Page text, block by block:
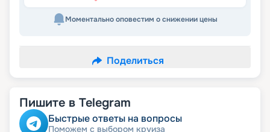
Моментально оповестим о снижении цены
Поделиться
Пишите в Telegram
Быстрые ответы на вопросы
Поможем с выбором круиза